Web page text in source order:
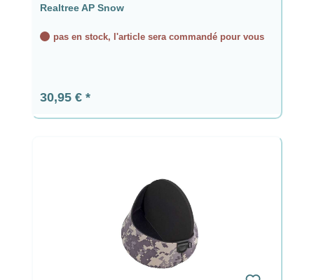
Realtree AP Snow
pas en stock, l'article sera commandé pour vous
Prix régulier :
30,95 €